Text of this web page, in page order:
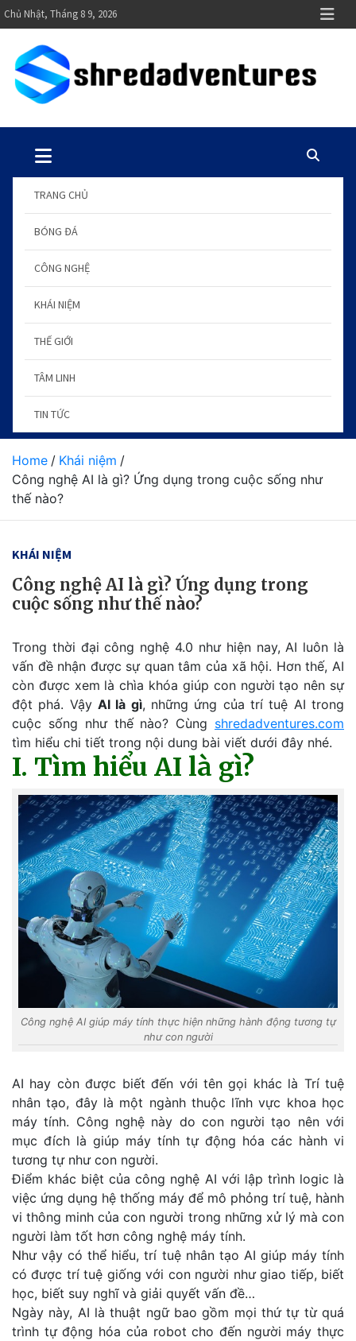
S
k
c
Chủ Nhật, Tháng 8 9, 2026
shredadventures.com
TRANG CHỦ
BÓNG ĐÁ
CÔNG NGHỆ
KHÁI NIỆM
THẾ GIỚI
TÂM LINH
TIN TỨC
Home
Khái niệm
Công nghệ AI là gì? Ứng dụng trong cuộc sống như
thế nào?
KHÁI NIỆM
Công nghệ AI là gì? Ứng dụng trong
cuộc sống như thế nào?
Trong thời đại công nghệ 4.0 như hiện nay, AI luôn là
vấn đề nhận được sự quan tâm của xã hội. Hơn thế, AI
còn được xem là chìa khóa giúp con người tạo nên sự
đột phá. Vậy AI là gì, những ứng của trí tuệ AI trong
cuộc sống như thế nào? Cùng shredadventures.com
tìm hiểu chi tiết trong nội dung bài viết dưới đây nhé.
I. Tìm hiểu AI là gì?
Công nghệ AI giúp máy tính thực hiện những hành động tương tự
như con người
AI hay còn được biết đến với tên gọi khác là Trí tuệ
nhân tạo, đây là một ngành thuộc lĩnh vực khoa học
máy tính. Công nghệ này do con người tạo nên với
mục đích là giúp máy tính tự động hóa các hành vi
tương tự như con người.
Điểm khác biệt của công nghệ AI với lập trình logic là
việc ứng dụng hệ thống máy để mô phỏng trí tuệ, hành
vi thông minh của con người trong những xử lý mà con
người làm tốt hơn công nghệ máy tính.
Như vậy có thể hiểu, trí tuệ nhân tạo AI giúp máy tính
có được trí tuệ giống với con người như giao tiếp, biết
học, biết suy nghĩ và giải quyết vấn đề…
Ngày này, AI là thuật ngữ bao gồm mọi thứ tự từ quá
trình tự động hóa của robot cho đến người máy thực